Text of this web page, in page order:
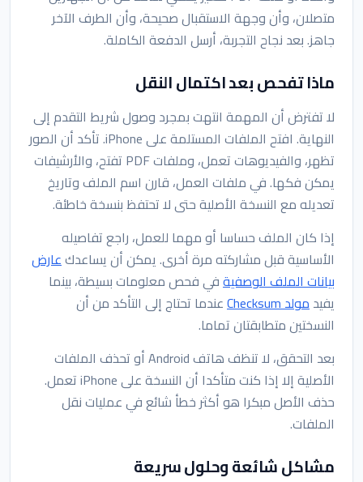
متصلان، وأن وجهة الاستقبال صحيحة، وأن الطرف الآخر
جاهز. بعد نجاح التجربة، أرسل الدفعة الكاملة.
ماذا تفحص بعد اكتمال النقل
لا تفترض أن المهمة انتهت بمجرد وصول شريط التقدم إلى
النهاية. افتح الملفات المستلمة على iPhone. تأكد أن الصور
تظهر، والفيديوهات تعمل، وملفات PDF تفتح، والأرشيفات
يمكن فكها. في ملفات العمل، قارن اسم الملف وتاريخ
تعديله مع النسخة الأصلية حتى لا تحتفظ بنسخة خاطئة.
إذا كان الملف حساسا أو مهما للعمل، راجع تفاصيله
الأساسية قبل مشاركته مرة أخرى. يمكن أن يساعدكعارض
بيانات الملف الوصفيةفي فحص معلومات بسيطة، بينما
يفيدمولد Checksum
عندما تحتاج إلى التأكد من أن
النسختين متطابقتان تماما.
بعد التحقق، لا تنظف هاتف Android أو تحذف الملفات
الأصلية إلا إذا كنت متأكدا أن النسخة على iPhone تعمل.
حذف الأصل مبكرا هو أكثر خطأ شائع في عمليات نقل
الملفات.
مشاكل شائعة وحلول سريعة